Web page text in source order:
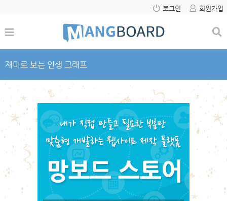
로그인 회원가입
재미로 보는 인생 그래프